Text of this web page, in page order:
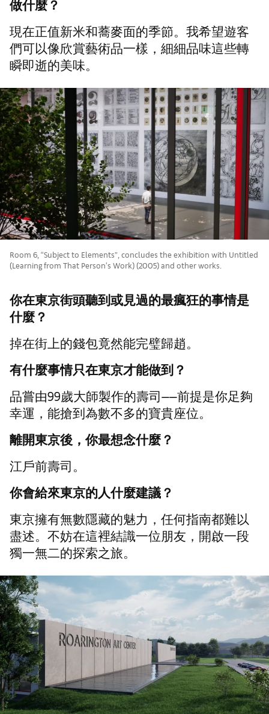
做什麼？
現在正值新米和蕎麥面的季節。我希望遊客
們可以像欣賞藝術品一樣，細細品味這些轉
瞬即逝的美味。
Room 6, “Subject to Elements”, concludes the exhibition with Untitled
(Learning from That Person's Work) (2005) and other works.
你在東京街頭聽到或見過的最瘋狂的事情是
什麼？
掉在街上的錢包竟然能完璧歸趙。
有什麼事情只在東京才能做到？
品嘗由99歲大師製作的壽司——前提是你足夠
幸運，能搶到為數不多的寶貴座位。
離開東京後，你最想念什麼？
江戶前壽司。
你會給來東京的人什麼建議？
東京擁有無數隱藏的魅力，任何指南都難以
盡述。不妨在這裡結識一位朋友，開啟一段
獨一無二的探索之旅。